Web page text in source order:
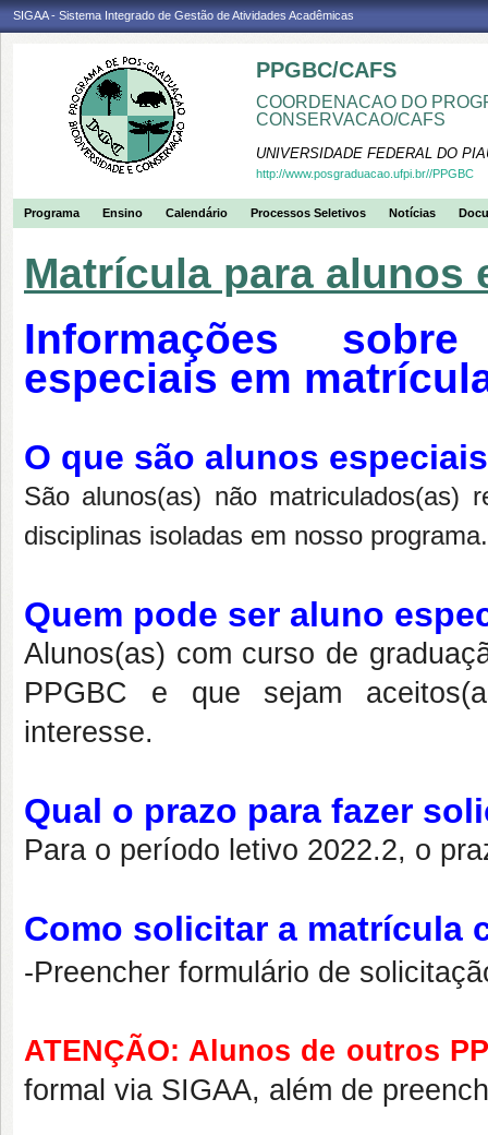
SIGAA - Sistema Integrado de Gestão de Atividades Acadêmicas
PPGBC/CAFS
COORDENACAO DO
CONSERVACAO/CAFS
UNIVERSIDADE FEDERAL DO
http://www.posgraduacao.ufpi.br//PPGBC
Programa Ensino Calendário Processos Seletivos Notícias
Matrícula para alunos
Informações
especiais em
O que são alunos
São alunos(as) não matriculados(as)
disciplinas isoladas em nosso programa.
Quem pode ser aluno
Alunos(as) com curso de
PPGBC e que sejam
interesse.
Qual o prazo para fazer
Para o período letivo 2022.2, o
Como solicitar a matrícula
-Preencher formulário de
ATENÇÃO: Alunos de outros
formal via SIGAA, além de